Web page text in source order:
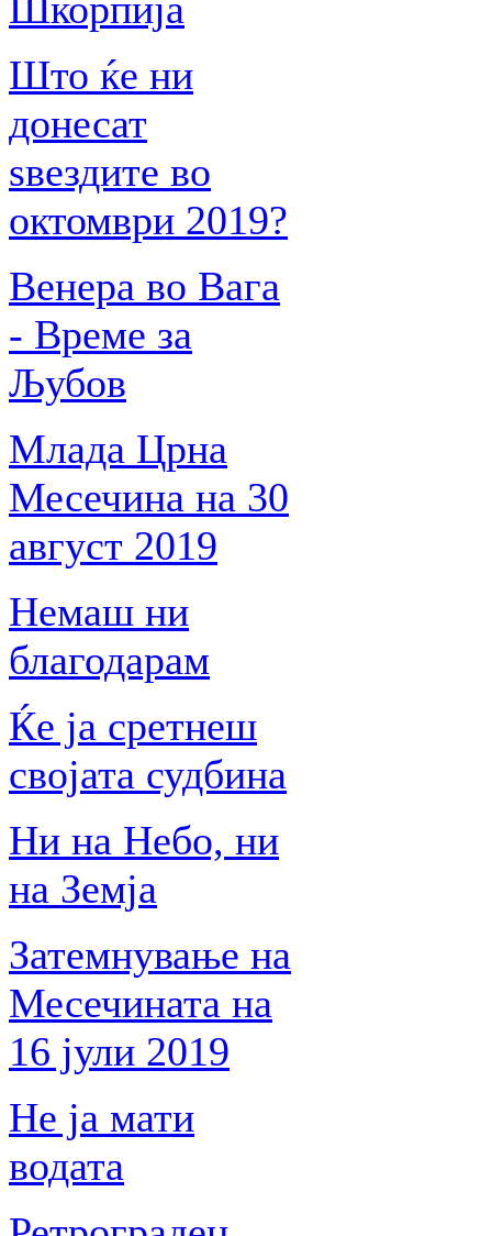
Што ќе ни
донесат
ѕвездите во
октомври 2019?
Венера во Вага
- Време за
Љубов
Млада Црна
Месечина на 30
август 2019
Немаш ни
благодарам
Ќе ја сретнеш
својата судбина
Ни на Небо, ни
на Земја
Затемнување на
Месечината на
16 јули 2019
Не ја мати
водата